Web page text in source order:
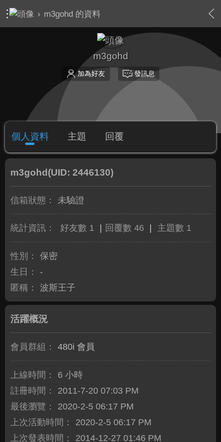
› m3gohd 的資料
m3gohd
加為好友 發訊息
個人資料 主題 回覆
m3gohd (UID: 2446130)
信箱狀態： 未驗證
統計資訊： 好友數 1 回覆數 46 主題數 1
性別：
保密
生日：
-
匿稱：
波斯王子
活躍概況
會員群組： 480i 會員
上線時間：
6 小時
註冊時間：
2011-7-20 07:03 PM
最後瀏覽：
2020-2-5 06:17 PM
上次活動時間：
2020-2-5 06:17 PM
上次發表時間：
2014-12-27 01:46 PM